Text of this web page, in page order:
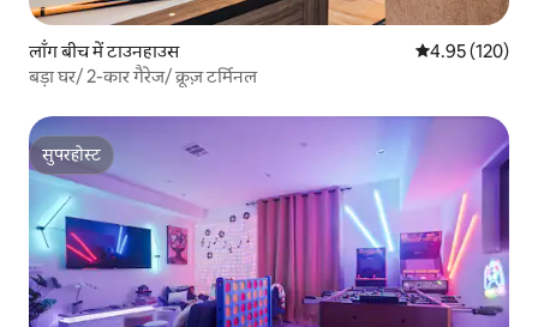
लॉंग बीच में टाउनहाउस औसत रेटिंग 5 में से
4.95 (120)
बड़ा घर/ 2-कार गैरेज/ क्रूज़ टर्मिनल
सुपरहोस्ट
सुपरहोस्ट